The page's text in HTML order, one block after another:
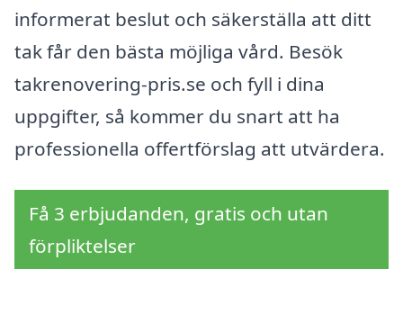
informerat beslut och säkerställa att ditt
tak får den bästa möjliga vård. Besök
takrenovering-pris.se och fyll i dina
uppgifter, så kommer du snart att ha
professionella offertförslag att utvärdera.
Få 3 erbjudanden, gratis och utan
förpliktelser